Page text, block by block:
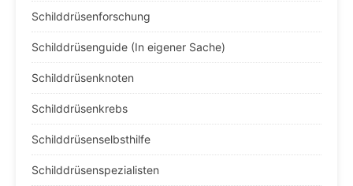
Schilddrüsenforschung
Schilddrüsenguide (In eigener Sache)
Schilddrüsenknoten
Schilddrüsenkrebs
Schilddrüsenselbsthilfe
Schilddrüsenspezialisten